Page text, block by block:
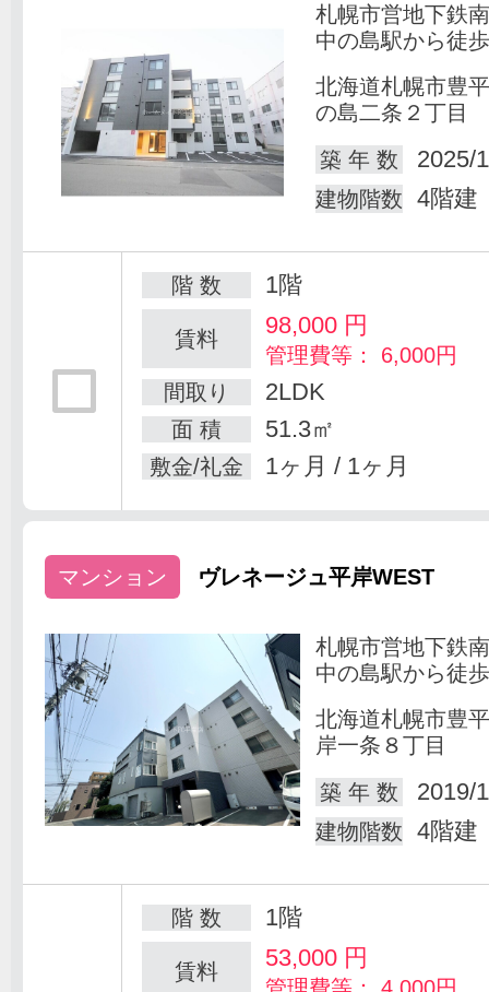
札幌市営地下鉄
中の島駅から徒
北海道札幌市豊
の島二条２丁目
築 年 数
2025/
建物階数 4階建
階 数 1階
賃料 98,000円
管理費等： 6,000円
間取り
2LDK
面 積 51.3㎡
敷金/礼金 1ヶ月 / 1ヶ月
マンション ヴレネージュ平岸WEST
札幌市営地下鉄
中の島駅から徒
北海道札幌市豊
岸一条８丁目
築 年 数
2019/
建物階数 4階建
階 数 1階
賃料 53,000円